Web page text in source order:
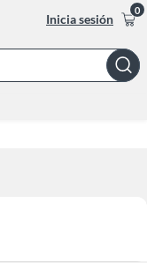
Inicia sesión
0